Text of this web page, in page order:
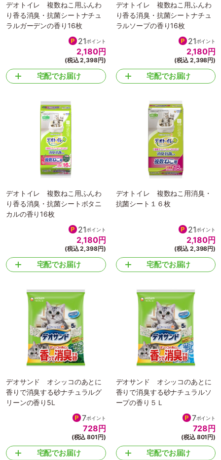
デオトイレ 複数ねこ用ふんわ
り香る消臭・抗菌シートナチュ
ラルガーデンの香り16枚
21ポイント
2,180円
(税込 2,398円)
宅配でお届け
デオトイレ 複数ねこ用ふんわ
り香る消臭・抗菌シートナチュ
ラルソープの香り16枚
21ポイント
2,180円
(税込 2,398円)
宅配でお届け
デオトイレ 複数ねこ用ふんわ
り香る消臭・抗菌シートボタニ
カルの香り16枚
21ポイント
2,180円
(税込 2,398円)
宅配でお届け
デオトイレ 複数ねこ用消臭・
抗菌シート１６枚
21ポイント
2,180円
(税込 2,398円)
宅配でお届け
デオサンド オシッコのあとに
香りで消臭する砂ナチュラルグ
リーンの香り5L
7ポイント
728 円
(税込 801円)
宅配でお届け
デオサンド オシッコのあとに
香りで消臭する砂ナチュラルソ
ープの香り５Ｌ
7ポイント
728 円
(税込 801円)
宅配でお届け